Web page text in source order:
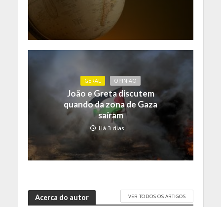
GERAL OPINIÃO
João e Greta discutem
quando da zona de Gaza
saíram
Há 3 dias
Acerca do autor VER TODOS OS ARTIGOS